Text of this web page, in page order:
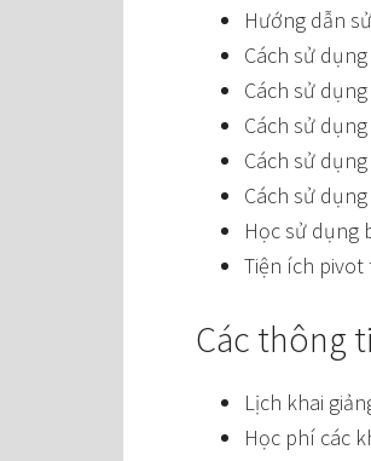
Hướng dẫn
Cách sử
Cách sử
Cách sử
Cách sử
Cách sử
Học sử dụng
Tiện ích
Các thông
Lịch khai
Học phí các